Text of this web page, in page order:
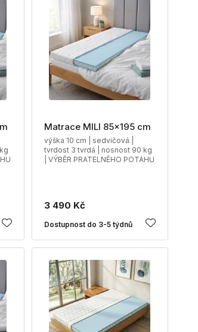
Matrace MILI 85x195 cm
výška 10 cm | sedvičová |
tvrdost 3 tvrdá | nosnost 90 kg
| VÝBĚR PRATELNÉHO POTAHU
3 490 Kč
Dostupnost do 3-5 týdnů